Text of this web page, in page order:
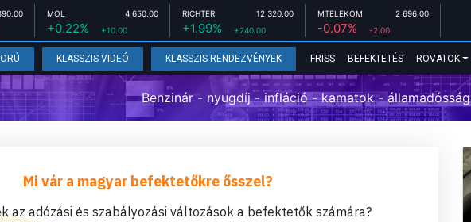
MOL 4 650.00
+0.22% +10.00
RICHTER 12 320.00
+1.99% +240.00
MTELEKOM 2 696.00
-0.07% -2.00
KLASSZIS VIDEÓ KLASSZIS RENDEZVÉNYEK FRISS BEFEKTETÉS ROVATOK
Benzinár - nyugdíj - infláció - kamatok - államadósság
Mi vár a magyar befektetőkre ősszel?
az adózási és szabályozási változások a befektetők számára?